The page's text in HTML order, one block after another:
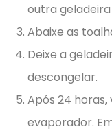
outra
Abaixe as
Deixe a
descongelar.
Após 24
evaporador.